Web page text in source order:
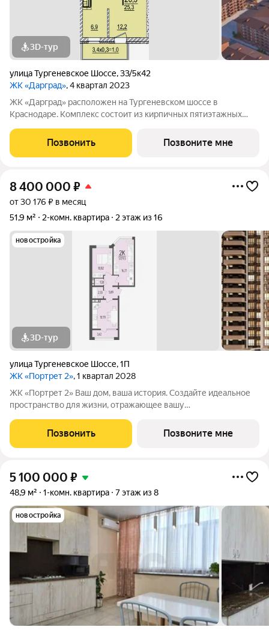
3D-тур
улица Тургеневское Шоссе,33/5к42
ЖК «Дарград», 4 квартал 2023
ЖК «Дарград» расположен на Тургеневском шоссе в
Краснодаре. Комплекс состоит из кирпичных пятиэтажных
В комплексе представлены квартиры от студий до
трёхкомнатных с предчистовой отделкой, также
Позвонить Позвоните мне
8 400 000 ₽
от 30 176 ₽ в месяц
51,9 м²
2-комн. квартира 2 этаж из 16
новостройка
3D-тур
улица Тургеневское Шоссе,1П
ЖК «Портрет 2», 1 квартал 2028
ЖК «Портрет 2» Ваш дом, ваша история. Создайте идеальное
пространство для жизни, отражающее вашу
Отличные условия для семей с детьми. Рядом находятся
несколько действующих детских садов. Это
Позвонить Позвоните мне
5 100 000 ₽
48,9 м² 1-комн. квартира 7 этаж из 8
новостройка